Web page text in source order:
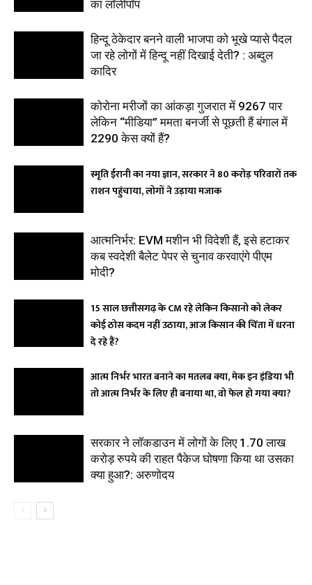
का लॉलीपॉप
हिन्दू ठेकेदार बनने वाली भाजपा को भूखे प्यासे पैदल
जा रहे लोगों में हिन्दू नहीं दिखाई देती? : अब्दुल
कादिर
कोरोना मरीजों का आंकड़ा गुजरात में 9267 पार
लेकिन “मीडिया” ममता बनर्जी से पूछती हैं बंगाल में
2290 केस क्यों हैं?
स्मृति ईरानी का नया ज्ञान, सरकार ने 80 करोड़ परिवारों तक
राशन पहुंचाया, लोगों ने उड़ाया मजाक
आत्मनिर्भर: EVM मशीन भी विदेशी हैं, इसे हटाकर
कब स्वदेशी बैलेट पेपर से चुनाव करवाएंगे पीएम
मोदी?
15 साल छत्तीसगढ़ के CM रहे लेकिन किसानो को लेकर
कोई ठोस कदम नहीं उठाया, आज किसान की चिंता में धरना
दे रहे हैं?
आत्म निर्भर भारत बनाने का मतलब क्या, मेक इन इंडिया भी
तो आत्म निर्भर के लिए ही बनाया था, वो फेल हो गया क्या?
सरकार ने लॉकडाउन में लोगों के लिए 1.70 लाख
करोड़ रुपये की राहत पैकेज घोषणा किया था उसका
क्या हुआ?: अरुणोदय